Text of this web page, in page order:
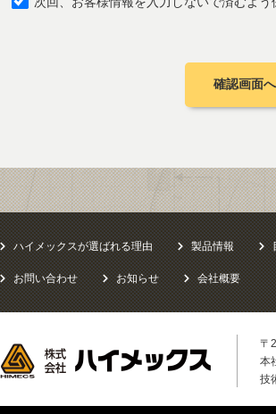
確認画面
ハイメックスが選ばれる理由 製品情報
お問い合わせ お知らせ 会社概要
〒
本
技